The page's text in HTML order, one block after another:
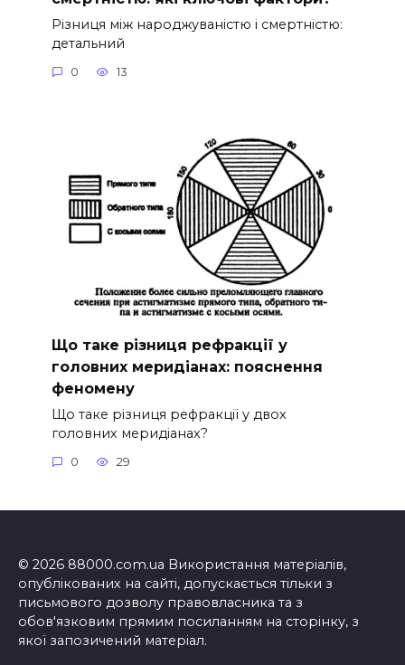
Різниця між народжуваністю і смертністю:
детальний
0 13
Що таке різниця рефракції у
головних меридіанах: пояснення
феномену
Що таке різниця рефракції у двох
головних меридіанах?
0 29
© 2026 88000.com.ua Використання матеріалів,
опублікованих на сайті, допускається тільки з
письмового дозволу правовласника та з
обов'язковим прямим посиланням на сторінку, з
якої запозичений матеріал.